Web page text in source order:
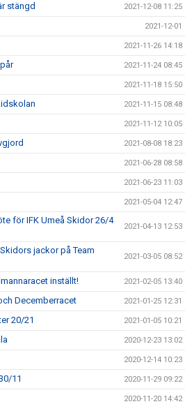
stängd 2021-12-08 11:25
2021-12-01
2021-11-26 14:18
2021-11-24 08:45
2021-11-18 15:50
2021-11-15 08:48
2021-11-12 10:05
2021-08-08 18:23
2021-06-28 08:58
2021-06-23 11:03
2021-05-04 12:47
för IFK Umeå Skidor 26/4
2021-04-13 12:53
jackor på Team
2021-03-05 08:52
inställt! 2021-02-05 13:40
Decemberracet 2021-01-25 12:31
20/21 2021-01-05 10:21
2020-12-23 13:02
2020-12-14 10:23
11 2020-11-29 09:22
2020-11-20 14:42